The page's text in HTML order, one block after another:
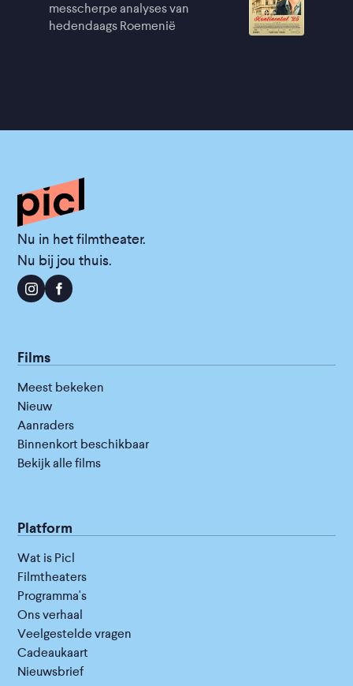
messcherpe analyses van
hedendaags Roemenië
Nu in het filmtheater.
Nu bij jou thuis.
Films
Meest bekeken
Nieuw
Aanraders
Binnenkort beschikbaar
Bekijk alle films
Platform
Wat is Picl
Filmtheaters
Programma's
Ons verhaal
Veelgestelde vragen
Cadeaukaart
Nieuwsbrief